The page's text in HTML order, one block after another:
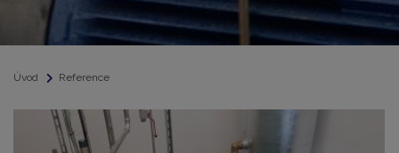
Úvod Reference